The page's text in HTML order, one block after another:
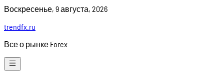
Skip
content
Воскресенье, 9 августа, 2026
trendfx.ru
Все о рынке Forex